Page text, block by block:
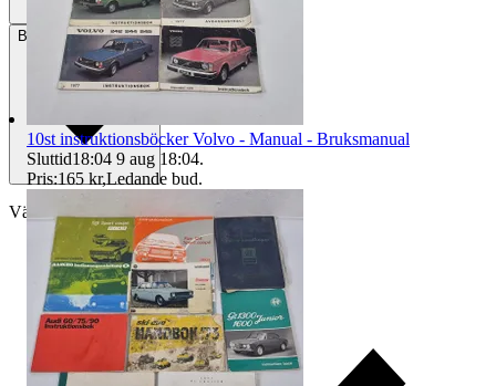
BetalningVia Tradera
Välj till köparskydd
10st instruktionsböcker Volvo - Manual - Bruksmanual
Sluttid18:04 9 aug 18:04.
Pris:165 kr,Ledande bud.